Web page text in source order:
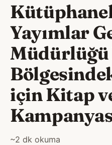
Yayımlar
Müdürlüğü
için Kitap
~2 dk okuma